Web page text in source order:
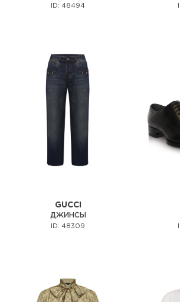
ID: 48494
GUCCI
ДЖИНСЫ
ID: 48309